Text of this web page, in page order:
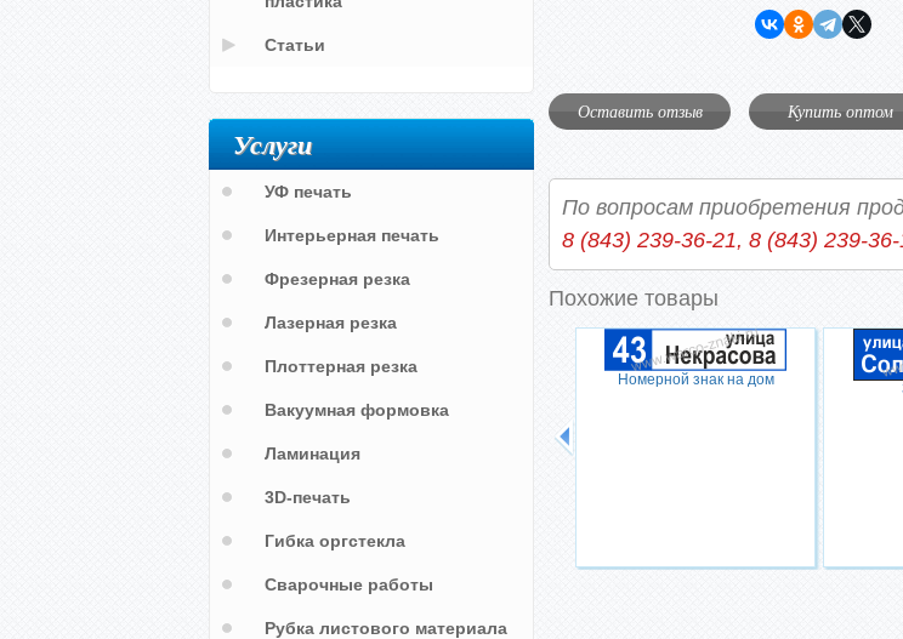
Оставить отзыв Купить оптом
По вопросам приобретения
8 (843) 239-36-21, 8 (843) 239-
Похожие товары
Номерной знак на дом
Статьи
Услуги
УФ печать
Интерьерная печать
Фрезерная резка
Лазерная резка
Плоттерная резка
Вакуумная формовка
Ламинация
3D-печать
Гибка оргстекла
Сварочные работы
Рубка листового материала